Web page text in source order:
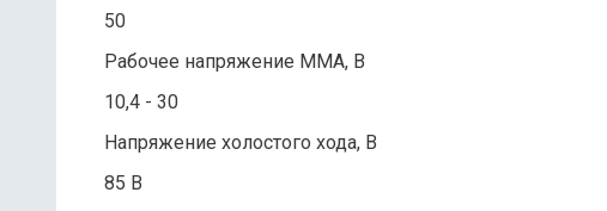
50
Рабочее напряжение ММА, В
10,4 - 30
Напряжение холостого хода, В
85 В